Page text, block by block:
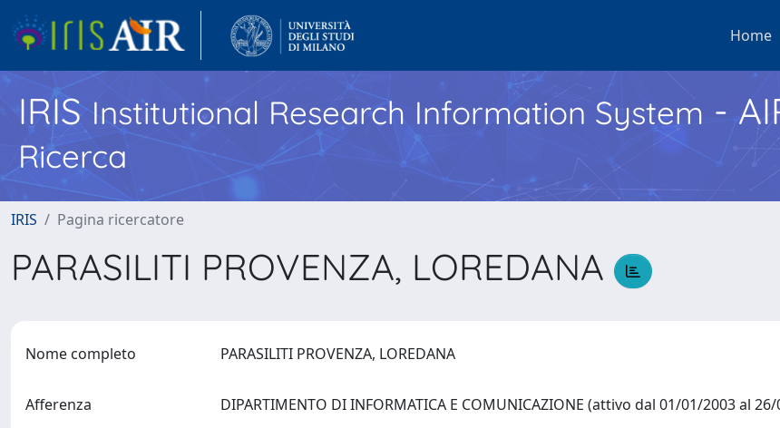
Home
IRISInstitutional Research Information System -
Ricerca
IRIS Pagina ricercatore
PARASILITI PROVENZA, LOREDANA
Nome completo PARASILITI PROVENZA, LOREDANA
Afferenza DIPARTIMENTO DI INFORMATICA E COMUNICAZIONE (attivo dal 01/01/2003 al